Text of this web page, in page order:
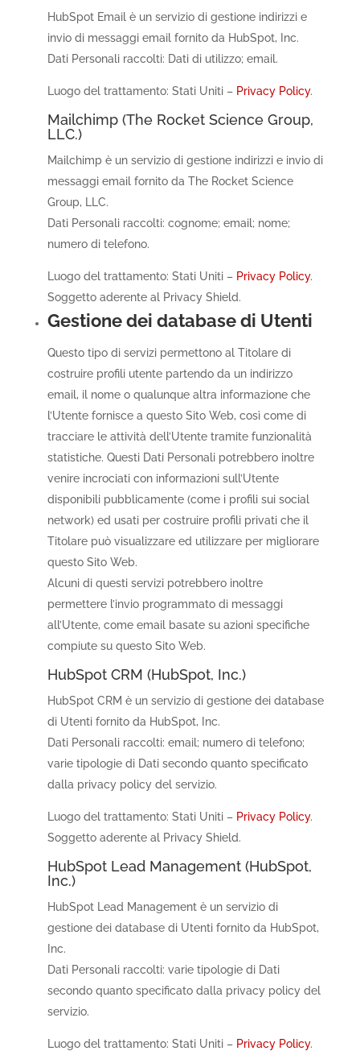
HubSpot Email è un servizio di gestione indirizzi e
invio di messaggi email fornito da HubSpot, Inc.
Dati Personali raccolti: Dati di utilizzo; email.
Luogo del trattamento: Stati Uniti – Privacy Policy.
Mailchimp (The Rocket Science Group,
LLC.)
Mailchimp è un servizio di gestione indirizzi e invio di
messaggi email fornito da The Rocket Science
Group, LLC.
Dati Personali raccolti: cognome; email; nome;
numero di telefono.
Luogo del trattamento: Stati Uniti – Privacy Policy.
Soggetto aderente al Privacy Shield.
Gestione dei database di Utenti
Questo tipo di servizi permettono al Titolare di
costruire profili utente partendo da un indirizzo
email, il nome o qualunque altra informazione che
l’Utente fornisce a questo Sito Web, così come di
tracciare le attività dell’Utente tramite funzionalità
statistiche. Questi Dati Personali potrebbero inoltre
venire incrociati con informazioni sull’Utente
disponibili pubblicamente (come i profili sui social
network) ed usati per costruire profili privati che il
Titolare può visualizzare ed utilizzare per migliorare
questo Sito Web.
Alcuni di questi servizi potrebbero inoltre
permettere l’invio programmato di messaggi
all’Utente, come email basate su azioni specifiche
compiute su questo Sito Web.
HubSpot CRM (HubSpot, Inc.)
HubSpot CRM è un servizio di gestione dei database
di Utenti fornito da HubSpot, Inc.
Dati Personali raccolti: email; numero di telefono;
varie tipologie di Dati secondo quanto specificato
dalla privacy policy del servizio.
Luogo del trattamento: Stati Uniti – Privacy Policy.
Soggetto aderente al Privacy Shield.
HubSpot Lead Management (HubSpot,
Inc.)
HubSpot Lead Management è un servizio di
gestione dei database di Utenti fornito da HubSpot,
Inc.
Dati Personali raccolti: varie tipologie di Dati
secondo quanto specificato dalla privacy policy del
servizio.
Luogo del trattamento: Stati Uniti – Privacy Policy.